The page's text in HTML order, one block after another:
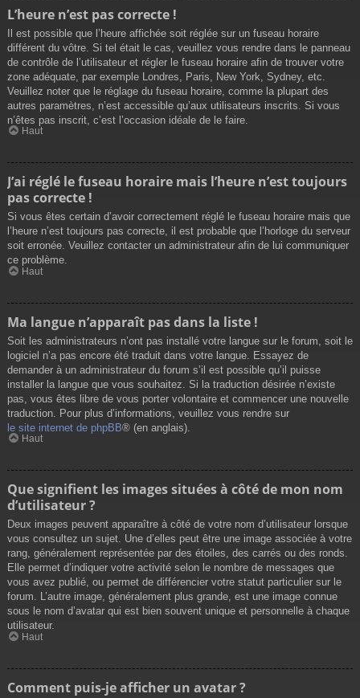
L’heure n’est pas correcte !
Il est possible que l’heure affichée soit réglée sur un fuseau horaire
différent du vôtre. Si tel était le cas, veuillez vous rendre dans le panneau
de contrôle de l’utilisateur et régler le fuseau horaire afin de trouver votre
zone adéquate, par exemple Londres, Paris, New York, Sydney, etc.
Veuillez noter que le réglage du fuseau horaire, comme la plupart des
autres paramètres, n’est accessible qu’aux utilisateurs inscrits. Si vous
n’êtes pas inscrit, c’est l’occasion idéale de le faire.
Haut
J’ai réglé le fuseau horaire mais l’heure n’est toujours
pas correcte !
Si vous êtes certain d’avoir correctement réglé le fuseau horaire mais que
l’heure n’est toujours pas correcte, il est probable que l’horloge du serveur
soit erronée. Veuillez contacter un administrateur afin de lui communiquer
ce problème.
Haut
Ma langue n’apparaît pas dans la liste !
Soit les administrateurs n’ont pas installé votre langue sur le forum, soit le
logiciel n’a pas encore été traduit dans votre langue. Essayez de
demander à un administrateur du forum s’il est possible qu’il puisse
installer la langue que vous souhaitez. Si la traduction désirée n’existe
pas, vous êtes libre de vous porter volontaire et commencer une nouvelle
traduction. Pour plus d’informations, veuillez vous rendre sur
le site internet de phpBB® (en anglais).
Haut
Que signifient les images situées à côté de mon nom
d’utilisateur ?
Deux images peuvent apparaître à côté de votre nom d’utilisateur lorsque
vous consultez un sujet. Une d’elles peut être une image associée à votre
rang, généralement représentée par des étoiles, des carrés ou des ronds.
Elle permet d’indiquer votre activité selon le nombre de messages que
vous avez publié, ou permet de différencier votre statut particulier sur le
forum. L’autre image, généralement plus grande, est une image connue
sous le nom d’avatar qui est bien souvent unique et personnelle à chaque
utilisateur.
Haut
Comment puis-je afficher un avatar ?